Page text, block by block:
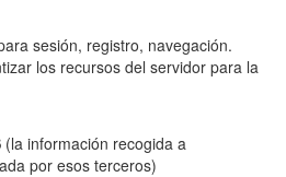
sesión, registro, navegación.
los recursos del servidor para la
(la información recogida a
por esos terceros)